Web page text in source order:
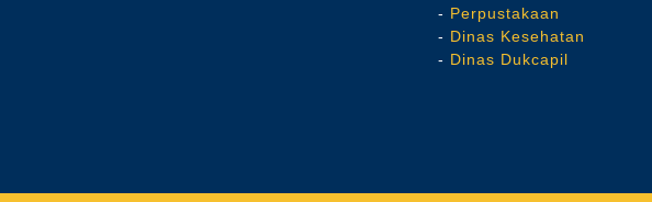
- Perpustakaan
- Dinas Kesehatan
- Dinas Dukcapil